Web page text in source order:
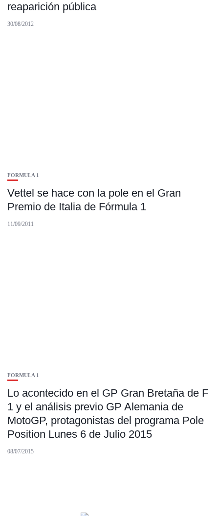
reaparición pública
30/08/2012
FORMULA 1
Vettel se hace con la pole en el Gran
Premio de Italia de Fórmula 1
11/09/2011
FORMULA 1
Lo acontecido en el GP Gran Bretaña de F
1 y el análisis previo GP Alemania de
MotoGP, protagonistas del programa Pole
Position Lunes 6 de Julio 2015
08/07/2015